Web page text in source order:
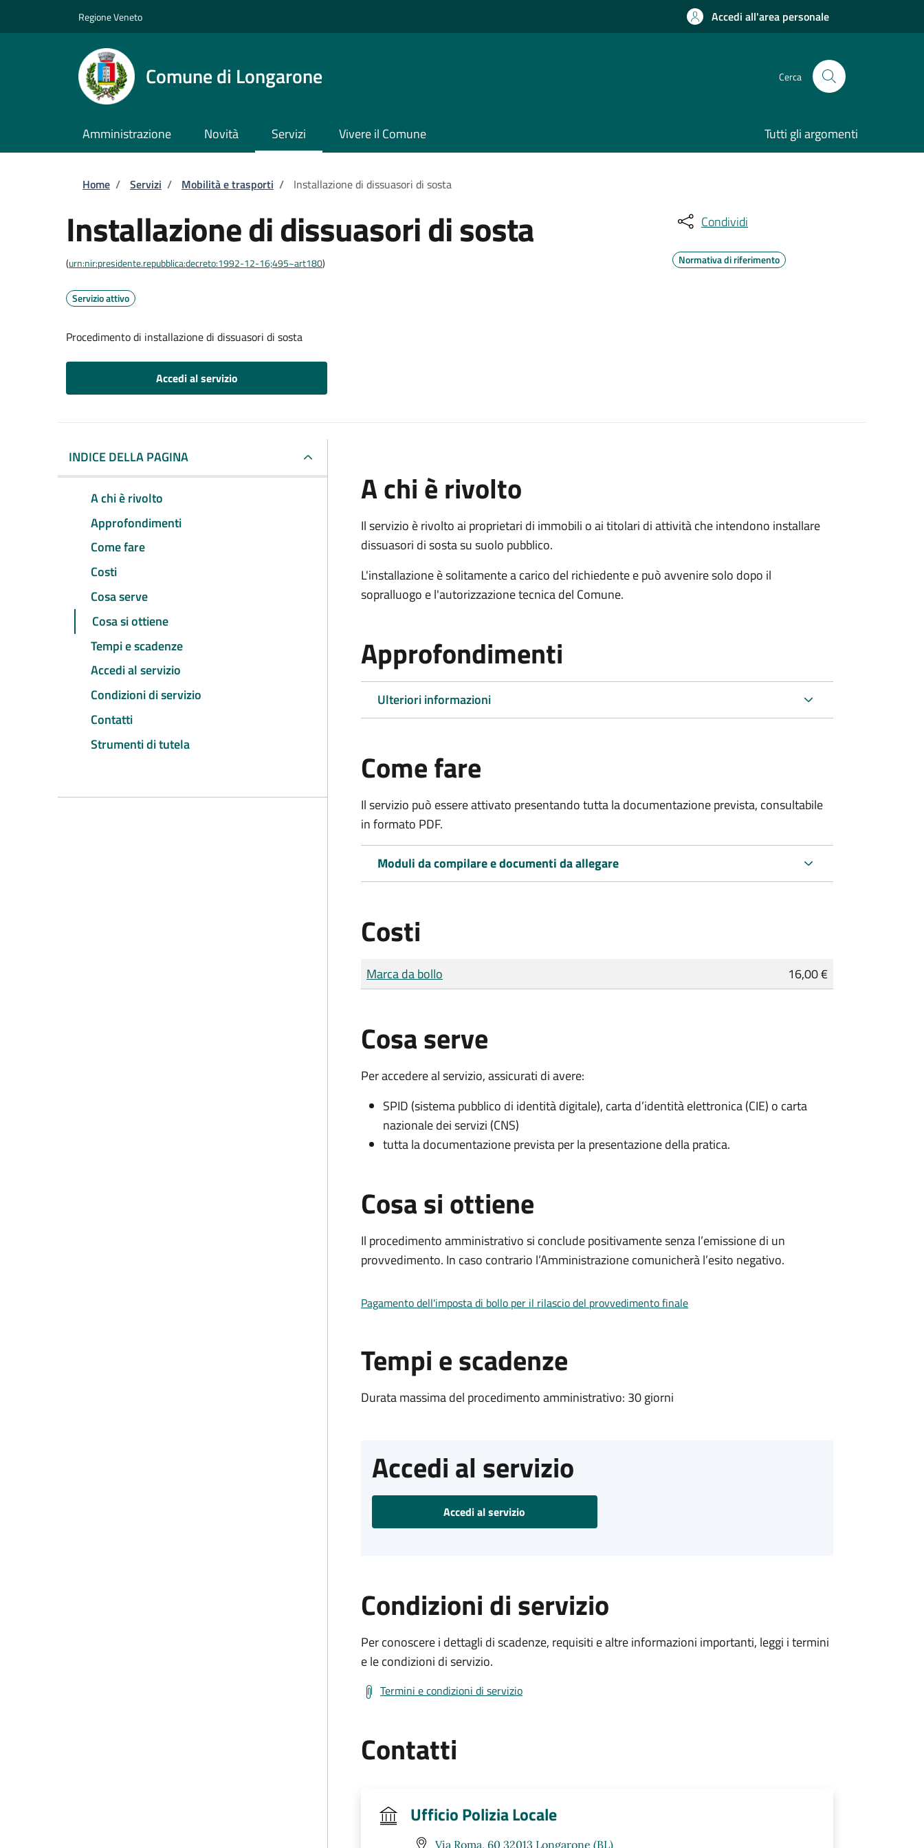
Regione Veneto Accedi all'area personale
Comune di Longarone Cerca
Amministrazione Novità Servizi Vivere il Comune Tutti gli argomenti
Briciole di pane
Home / Servizi / Mobilità e trasporti / Installazione di dissuasori di sosta
Installazione di dissuasori di sosta
(urn:nir:presidente.repubblica:decreto:1992-12-16;495~art180)
Servizio attivo
Procedimento di installazione di dissuasori di sosta
Accedi al servizio
Condividi
Normativa di riferimento
INDICE DELLA PAGINA
A chi è rivolto
Approfondimenti
Come fare
Costi
Cosa serve
Cosa si ottiene
Tempi e scadenze
Accedi al servizio
Condizioni di servizio
Contatti
Strumenti di tutela
A chi è rivolto
Il servizio è rivolto ai proprietari di immobili o ai titolari di attività che intendono installare
dissuasori di sosta su suolo pubblico.
L'installazione è solitamente a carico del richiedente e può avvenire solo dopo il
sopralluogo e l'autorizzazione tecnica del Comune.
Approfondimenti
Ulteriori informazioni
Come fare
Il servizio può essere attivato presentando tutta la documentazione prevista, consultabile
in formato PDF.
Moduli da compilare e documenti da allegare
Costi
Tipo di pagamento
Importo
Marca da bollo 16,00 €
Cosa serve
Per accedere al servizio, assicurati di avere:
SPID (sistema pubblico di identità digitale), carta d’identità elettronica (CIE) o carta
nazionale dei servizi (CNS)
tutta la documentazione prevista per la presentazione della pratica.
Cosa si ottiene
Il procedimento amministrativo si conclude positivamente senza l’emissione di un
provvedimento. In caso contrario l’Amministrazione comunicherà l’esito negativo.
Pagamento dell'imposta di bollo per il rilascio del provvedimento finale
Tempi e scadenze
Durata massima del procedimento amministrativo: 30 giorni
Accedi al servizio
Accedi al servizio
Condizioni di servizio
Per conoscere i dettagli di scadenze, requisiti e altre informazioni importanti, leggi i termini
e le condizioni di servizio.
Termini e condizioni di servizio
Contatti
Ufficio Polizia Locale
Via Roma, 60 32013 Longarone (BL)